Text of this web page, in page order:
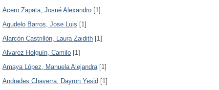
Acero Zapata, Josué Alexandro [1]
Agudelo Barros, Jose Luis [1]
Alarcón Castrillón, Laura Zaidith [1]
Alvarez Holguín, Camilo [1]
Amaya López, Manuela Alejandra[1]
Andrades Chaverra, Dayron Yesid [1]